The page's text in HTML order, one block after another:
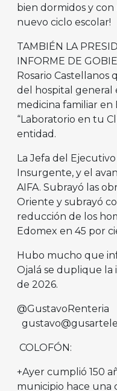
bien dormidos y
nuevo ciclo escolar!
TAMBIÉN LA
INFORME DE
Rosario Castellanos
del hospital general
medicina familiar
“Laboratorio en tu
entidad.
La Jefa del
Insurgente, y el
AIFA. Subrayó las
Oriente y subrayó
reducción de los
Edomex en 45 por
Hubo mucho que
Ojalá se duplique
de 2026.
@GustavoRenteria
COLOFÓN:
+Ayer cumplió 150
municipio hace una